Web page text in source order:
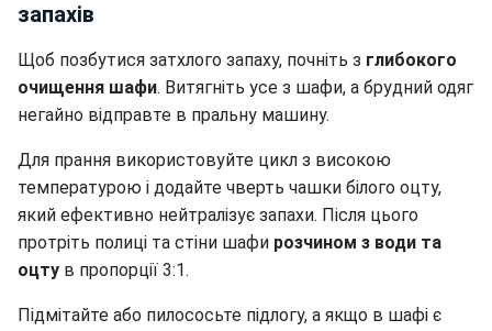
запахів
Щоб позбутися затхлого запаху, почніть з глибокого
очищення шафи. Витягніть усе з шафи, а брудний одяг
негайно відправте в пральну машину.
Для прання використовуйте цикл з високою
температурою і додайте чверть чашки білого оцту,
який ефективно нейтралізує запахи. Після цього
протріть полиці та стіни шафи розчином з води та
оцту в пропорції 3:1.
Підмітайте або пилососьте підлогу, а якщо в шафі є